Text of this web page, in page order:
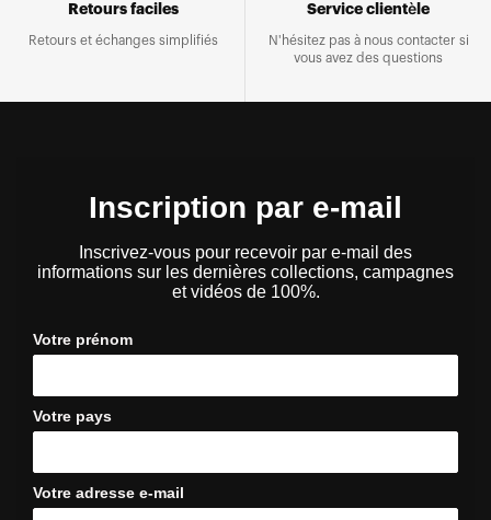
Retours faciles
Retours et échanges simplifiés
Service clientèle
N'hésitez pas à nous contacter si
vous avez des questions
Inscription par e-mail
Inscrivez-vous pour recevoir par e-mail des
informations sur les dernières collections, campagnes
et vidéos de 100%.
Votre prénom
Votre pays
Votre adresse e-mail